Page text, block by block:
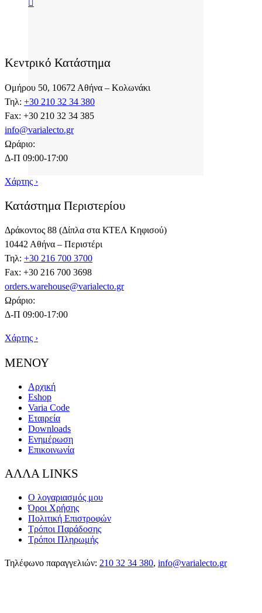
Κεντρικό Κατάστημα
Ομήρου 50, 10672 Αθήνα – Κολωνάκι
Τηλ: +30 210 32 34 380
Fax: +30 210 32 34 385
info@varialecto.gr
Ωράριο:
Δ-Π 09:00-17:00
Χάρτης ›
Κατάστημα Περιστερίου
Δράκοντος 88 (Δίπλα στα ΚΤΕΛ Κηφισού)
10442 Αθήνα – Περιστέρι
Τηλ: +30 216 700 3700
Fax: +30 216 700 3698
orders.warehouse@varialecto.gr
Ωράριο:
Δ-Π 09:00-17:00
Χάρτης ›
ΜΕΝΟΥ
Αρχική
Eshop
Varia Code
Εταιρεία
Downloads
Ενημέρωση
Επικοινωνία
ΑΛΛΑ LINKS
Ο λογαριασμός μου
Όροι Χρήσης
Πολιτική Επιστροφών
Τρόποι Παράδοσης
Τρόποι Πληρωμής
Τηλέφωνο παραγγελιών: 210 32 34 380, info@varialecto.gr